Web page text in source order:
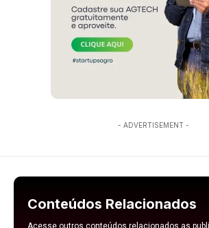
- ADVERTISEMENT -
Conteúdos Relacionados
Acesse outros conteúdos relacionados as